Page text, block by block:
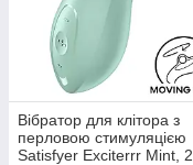
Вібратор для клітора з
перловою стимуляцією
Satisfyer Exciterrr Mint, 2